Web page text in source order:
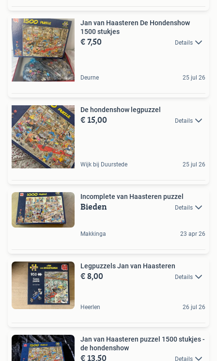
Jan van Haasteren De Hondenshow
1500 stukjes
€ 7,50 Details
Deurne 25 jul 26
De hondenshow legpuzzel
€ 15,00 Details
Wijk bij Duurstede 25 jul 26
Incomplete van Haasteren puzzel
Bieden Details
Makkinga 23 apr 26
Legpuzzels Jan van Haasteren
€ 8,00 Details
Heerlen 26 jul 26
Jan van Haasteren puzzel 1500 stukjes -
de hondenshow
€ 13,50 Details